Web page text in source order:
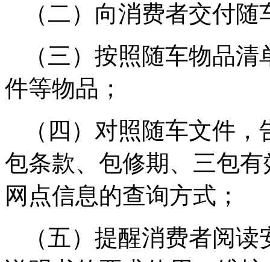
（二）向消费者交付
（三）按照随车物品
件等物品；
（四）对照随车文件
包条款、包修期、三包
网点信息的查询方式；
（五）提醒消费者阅